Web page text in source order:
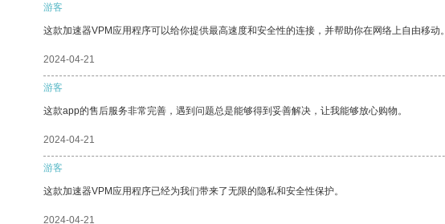
游客
这款加速器VPM应用程序可以给你提供最高速度和安全性的连接，并帮助你在网络上自由移动。
2024-04-21
游客
这款app的售后服务非常完善，遇到问题总是能够得到妥善解决，让我能够放心购物。
2024-04-21
游客
这款加速器VPM应用程序已经为我们带来了无限的隐私和安全性保护。
2024-04-21